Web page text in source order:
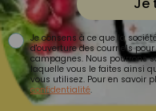
Je consens à ce que la
d'ouverture des courriels
campagnes. Nous pourrons
laquelle vous le faites ainsi
vous utilisez. Pour en savoir
confidentialité.